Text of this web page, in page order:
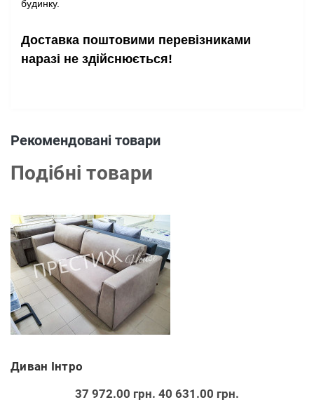
будинку.
Доставка поштовими перевізниками
наразі не здійснюється!
Рекомендовані товари
Подібні товари
Диван Інтро
37 972.00 грн. 40 631.00 грн.